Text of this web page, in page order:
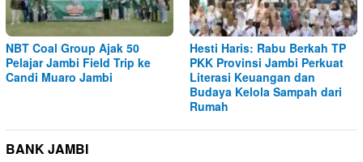
NBT Coal Group Ajak 50
Pelajar Jambi Field Trip ke
Candi Muaro Jambi
Hesti Haris: Rabu Berkah TP
PKK Provinsi Jambi Perkuat
Literasi Keuangan dan
Budaya Kelola Sampah dari
Rumah
BANK JAMBI